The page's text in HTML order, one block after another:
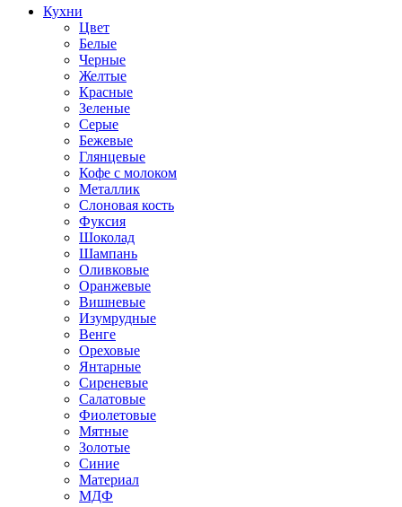
Кухни
Цвет
Белые
Черные
Желтые
Красные
Зеленые
Серые
Бежевые
Глянцевые
Кофе с молоком
Металлик
Слоновая кость
Фуксия
Шоколад
Шампань
Оливковые
Оранжевые
Вишневые
Изумрудные
Венге
Ореховые
Янтарные
Сиреневые
Салатовые
Фиолетовые
Мятные
Золотые
Синие
Материал
МДФ